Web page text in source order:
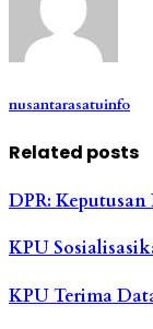
nusantarasatuinfo
Related posts
DPR:
KPU
KPU Terima